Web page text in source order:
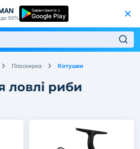
50%
Завантажити з
Google Play
Плоскирка Котушки
ловлі риби